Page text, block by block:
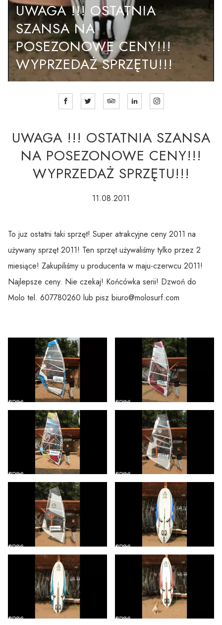
UWAGA !!! OSTATNIA
SZANSA NA
POSEZONOWE CENY!!!
WYPRZEDAŻ SPRZĘTU!!!
UWAGA !!! OSTATNIA SZANSA
NA POSEZONOWE CENY!!!
WYPRZEDAŻ SPRZĘTU!!!
11.08.2011
To juz ostatni taki sprzęt! Super atrakcyjne ceny 2011 na
używany sprzęt 2011! Ten sprzęt używaliśmy tylko przez 2
miesiące! Zakupiliśmy u producenta w maju-czerwcu 2011!
Najlepsze ceny. Nie czekaj! Końcówka serii! Dzwoń do
Molo tel. 607780260 lub pisz biuro@molosurf.com